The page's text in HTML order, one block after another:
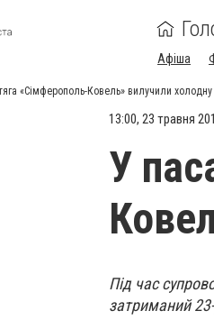
Афіша
«Сімферополь-Ковель» вилучили
13:00, 23 травня
У
Під час
затриманий